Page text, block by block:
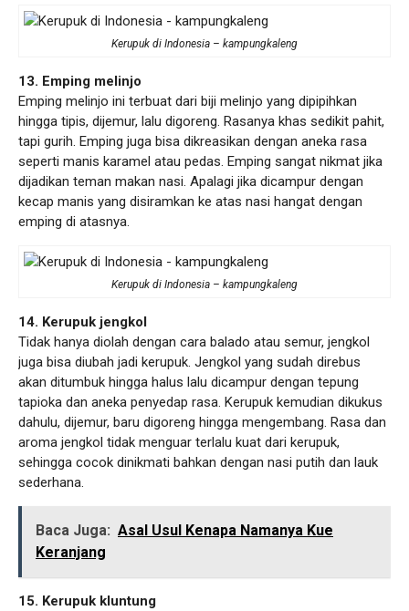
Kerupuk di Indonesia – kampungkaleng
13. Emping melinjo
Emping melinjo ini terbuat dari biji melinjo yang dipipihkan
hingga tipis, dijemur, lalu digoreng. Rasanya khas sedikit pahit,
tapi gurih. Emping juga bisa dikreasikan dengan aneka rasa
seperti manis karamel atau pedas. Emping sangat nikmat jika
dijadikan teman makan nasi. Apalagi jika dicampur dengan
kecap manis yang disiramkan ke atas nasi hangat dengan
emping di atasnya.
Kerupuk di Indonesia – kampungkaleng
14. Kerupuk jengkol
Tidak hanya diolah dengan cara balado atau semur, jengkol
juga bisa diubah jadi kerupuk. Jengkol yang sudah direbus
akan ditumbuk hingga halus lalu dicampur dengan tepung
tapioka dan aneka penyedap rasa. Kerupuk kemudian dikukus
dahulu, dijemur, baru digoreng hingga mengembang. Rasa dan
aroma jengkol tidak menguar terlalu kuat dari kerupuk,
sehingga cocok dinikmati bahkan dengan nasi putih dan lauk
sederhana.
Baca Juga: Asal Usul Kenapa Namanya Kue
Keranjang
15. Kerupuk kluntung